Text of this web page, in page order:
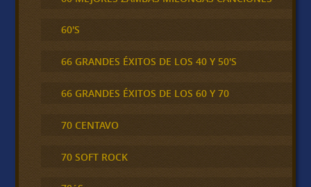
60'S
66 GRANDES ÉXITOS DE LOS 40 Y 50'S
66 GRANDES ÉXITOS DE LOS 60 Y 70
70 CENTAVO
70 SOFT ROCK